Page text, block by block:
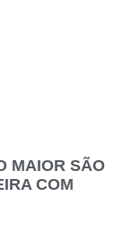
MAIOR SÃO
COM